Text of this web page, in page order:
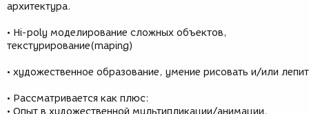
архитектура.
• Hi-poly моделирование сложных объектов,
текстурирование(maping)
• художественное образование, умение рисовать и/или
• Рассматривается как плюс:
• Опыт в художественной мультипликации/анимации.